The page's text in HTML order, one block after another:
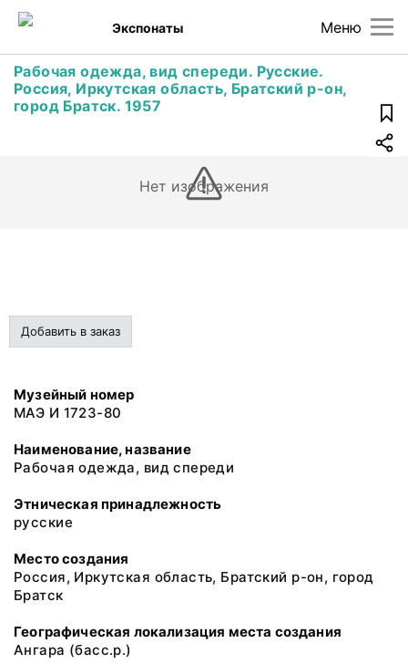
Меню
Экспонаты
Рабочая одежда, вид спереди. Русские.
Россия, Иркутская область, Братский р-он,
город Братск. 1957
Нет изображения
Добавить в заказ
Музейный номер
МАЭ И 1723-80
Наименование, название
Рабочая одежда, вид спереди
Этническая принадлежность
русские
Место создания
Россия, Иркутская область, Братский р-он, город
Братск
Географическая локализация места создания
Ангара (басс.р.)